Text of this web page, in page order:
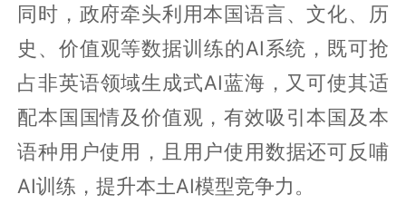
同时，政府牵头利用本国语言、文化、历
史、价值观等数据训练的AI系统，既可抢
占非英语领域生成式AI蓝海，又可使其适
配本国国情及价值观，有效吸引本国及本
语种用户使用，且用户使用数据还可反哺
AI训练，提升本土AI模型竞争力。